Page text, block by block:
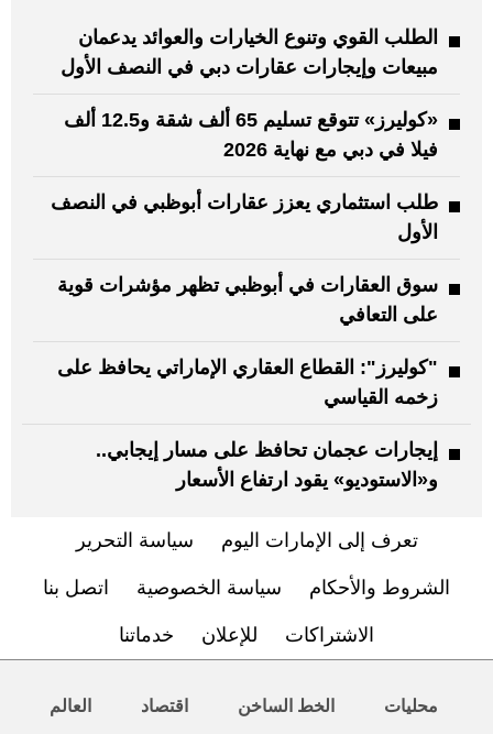
الطلب القوي وتنوع الخيارات والعوائد يدعمان
مبيعات وإيجارات عقارات دبي في النصف الأول
«كوليرز» تتوقع تسليم 65 ألف شقة و12.5 ألف
فيلا في دبي مع نهاية 2026
طلب استثماري يعزز عقارات أبوظبي في النصف
الأول
سوق العقارات في أبوظبي تظهر مؤشرات قوية
على التعافي
"كوليرز": القطاع العقاري الإماراتي يحافظ على
زخمه القياسي
إيجارات عجمان تحافظ على مسار إيجابي..
و«الاستوديو» يقود ارتفاع الأسعار
تعرف إلى الإمارات اليوم سياسة التحرير
الشروط والأحكام سياسة الخصوصية اتصل بنا
الاشتراكات للإعلان خدماتنا
محليات الخط الساخن اقتصاد العالم